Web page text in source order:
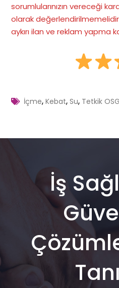
sorumlularınızın vereceği
olarak
aykırı ilan ve reklam yapma
İçme,Kebat,Su, Tetkik
İş